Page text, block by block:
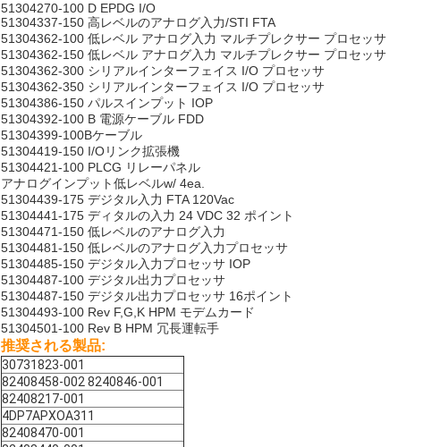
51304270-100 D EPDG I/O
51304337-150 高レベルのアナログ入力/STI FTA
51304362-100 低レベル アナログ入力 マルチプレクサー プロセッサ
51304362-150 低レベル アナログ入力 マルチプレクサー プロセッサ
51304362-300 シリアルインターフェイス I/O プロセッサ
51304362-350 シリアルインターフェイス I/O プロセッサ
51304386-150 パルスインプット IOP
51304392-100 B 電源ケーブル FDD
51304399-100Bケーブル
51304419-150 I/Oリンク拡張機
51304421-100 PLCG リレーパネル
アナログインプット低レベルw/ 4ea.
51304439-175 デジタル入力 FTA 120Vac
51304441-175 ディタルの入力 24 VDC 32 ポイント
51304471-150 低レベルのアナログ入力
51304481-150 低レベルのアナログ入力プロセッサ
51304485-150 デジタル入力プロセッサ IOP
51304487-100 デジタル出力プロセッサ
51304487-150 デジタル出力プロセッサ 16ポイント
51304493-100 Rev F,G,K HPM モデムカード
51304501-100 Rev B HPM 冗長運転手
推奨される製品:
30731823-001
82408458-002 8240846-001
82408217-001
4DP7APXOA311
82408470-001